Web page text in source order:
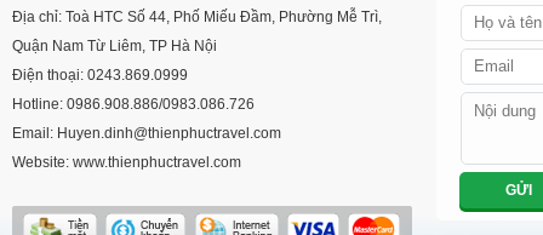
Địa chỉ: Toà HTC Số 44, Phố Miếu Đầm, Phường Mễ Trì,
Quận Nam Từ Liêm, TP Hà Nội
Điện thoại: 0243.869.0999
Hotline: 0986.908.886/0983.086.726
Email: Huyen.dinh@thienphuctravel.com
Website: www.thienphuctravel.com
GỬI